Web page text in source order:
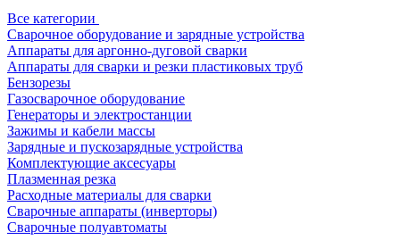
Все категории
Сварочное оборудование и зарядные устройства
Аппараты для аргонно-дуговой сварки
Аппараты для сварки и резки пластиковых труб
Бензорезы
Газосварочное оборудование
Генераторы и электростанции
Зажимы и кабели массы
Зарядные и пускозарядные устройства
Комплектующие аксесуары
Плазменная резка
Расходные материалы для сварки
Сварочные аппараты (инверторы)
Сварочные полуавтоматы